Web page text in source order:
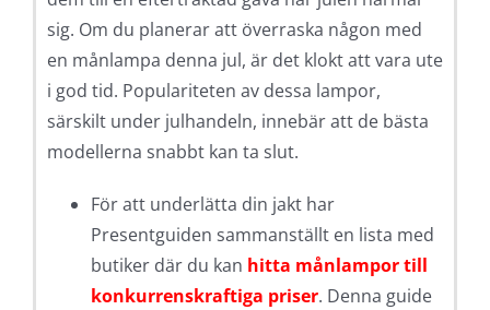
sig. Om du planerar att överraska någon med
en månlampa denna jul, är det klokt att vara ute
i god tid. Populariteten av dessa lampor,
särskilt under julhandeln, innebär att de bästa
modellerna snabbt kan ta slut.
För att underlätta din jakt har
Presentguiden sammanställt en lista med
butiker där du kan hitta månlampor till
konkurrenskraftiga priser. Denna guide